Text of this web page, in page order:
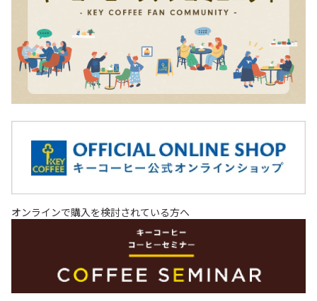
オンラインで購入を検討されている方へ